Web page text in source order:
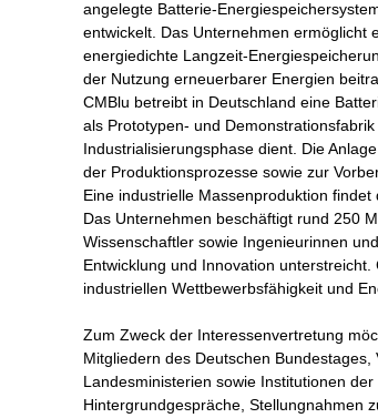
angelegte Batterie-
entwickelt. Das Unternehmen ermöglicht
energiedichte Langzeit-
der Nutzung erneuerbarer Energien
CMBlu betreibt in Deutschland eine
als Prototypen- und
Industrialisierungsphase dient. Die
der Produktionsprozesse sowie zur
Eine industrielle Massenproduktion findet
Das Unternehmen beschäftigt rund 250
Wissenschaftler sowie Ingenieurinnen
Entwicklung und Innovation
industriellen Wettbewerbsfähigkeit und
Zum Zweck der Interessenvertretung
Mitgliedern des Deutschen
Landesministerien sowie Institutionen
Hintergrundgespräche, Stellungnahmen